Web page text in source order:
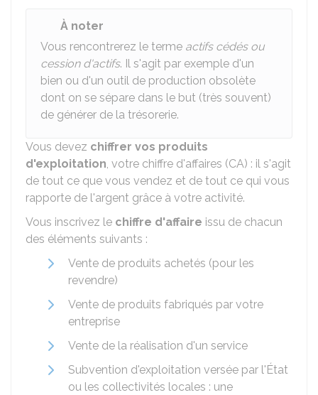
À noter
Vous rencontrerez le terme actifs cédés ou
cession d'actifs. Il s'agit par exemple d'un
bien ou d'un outil de production obsolète
dont on se sépare dans le but (très souvent)
de générer de la trésorerie.
Vous devez chiffrer vos produits
d'exploitation, votre chiffre d'affaires (CA) : il s'agit
de tout ce que vous vendez et de tout ce qui vous
rapporte de l'argent grâce à votre activité.
Vous inscrivez le chiffre d'affaire issu de chacun
des éléments suivants :
Vente de produits achetés (pour les
revendre)
Vente de produits fabriqués par votre
entreprise
Vente de la réalisation d'un service
Subvention d'exploitation versée par l'État
ou les collectivités locales : une